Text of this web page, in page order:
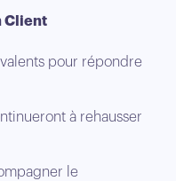
Client
pour répondre
à rehausser
le